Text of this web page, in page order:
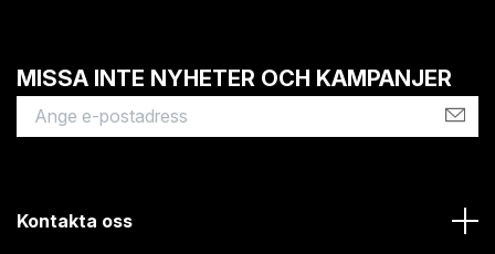
MISSA INTE NYHETER OCH KAMPANJER
Kontakta oss